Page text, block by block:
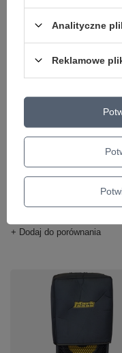
basowej 40W
CMB 101 Black Line
1 107,25 zł
+ Dodaj do porównania
Analityczne
Reklamowe